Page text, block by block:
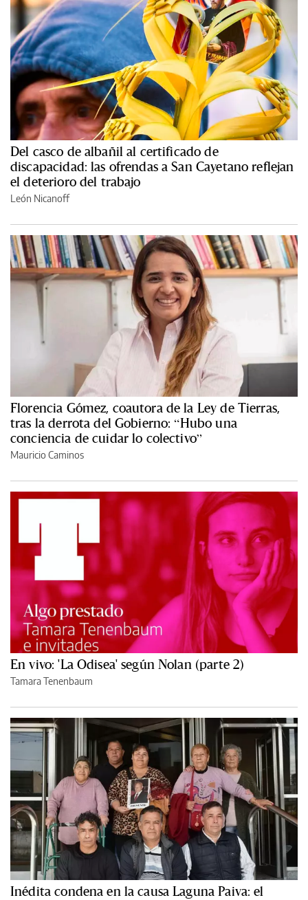
Del casco de albañil al certificado de
discapacidad: las ofrendas a San Cayetano reflejan
el deterioro del trabajo
León Nicanoff
Florencia Gómez, coautora de la Ley de Tierras,
tras la derrota del Gobierno: “Hubo una
conciencia de cuidar lo colectivo”
Mauricio Caminos
En vivo: 'La Odisea' según Nolan (parte 2)
Tamara Tenenbaum
Inédita condena en la causa Laguna Paiva: el